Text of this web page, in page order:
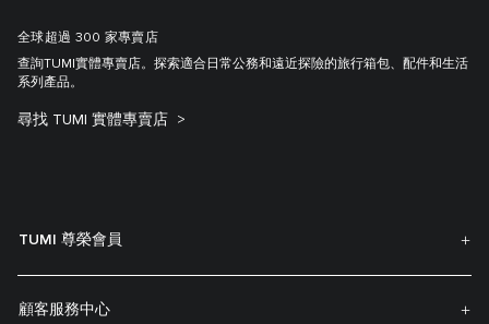
全球超過 300 家專賣店
查詢TUMI實體專賣店。探索適合日常公務和遠近探險的旅行箱包、配件和生活
系列產品。
尋找 TUMI 實體專賣店
TUMI 尊榮會員
顧客服務中心